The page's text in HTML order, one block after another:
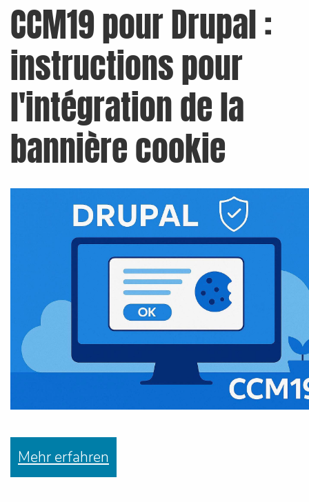
CCM19 pour Drupal :
instructions pour
l'intégration de la
bannière cookie
Mehr erfahren